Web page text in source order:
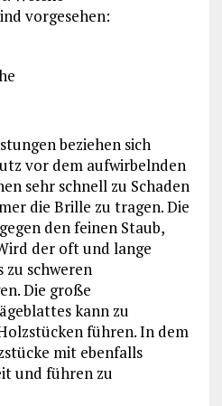
vorgesehen:
beziehen sich
vor dem aufwirbelnden
sehr schnell zu Schaden
die Brille zu tragen. Die
den feinen Staub,
der oft und lange
schweren
Die große
kann zu
führen. In dem
mit ebenfalls
und führen zu